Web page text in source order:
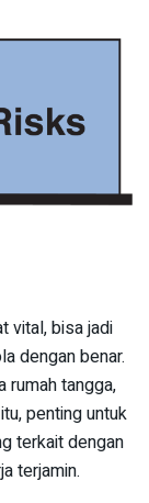
vital, bisa jadi
dengan benar.
rumah tangga,
penting untuk
terkait dengan
terjamin.